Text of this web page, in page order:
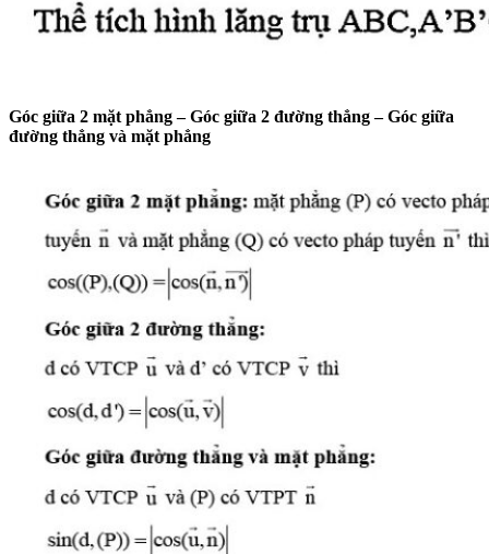
Góc giữa 2 mặt phẳng – Góc giữa 2 đường thẳng – Góc giữa
đường thẳng và mặt phẳng